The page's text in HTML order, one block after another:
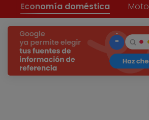
Economía doméstica